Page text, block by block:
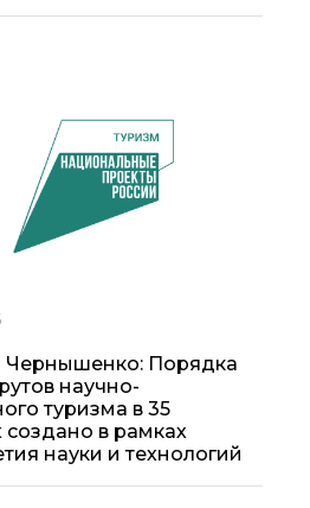
Порядка
научно-
туризма в 35
создано в рамках
науки и технологий